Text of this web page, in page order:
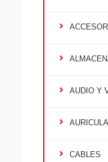
AUDIO Y
CABLES